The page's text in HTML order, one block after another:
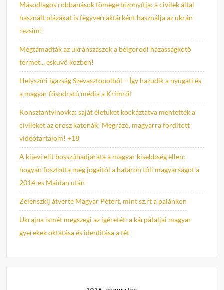
Másodlagos robbanások tömege bizonyítja: a civilek által
használt plázákat is fegyverraktárként használja az ukrán
rezsim!
Megtámadták az ukránszászok a belgorodi házasságkötő
termet... esküvő közben!
Helyszíni igazság Szevasztopolból – Így hazudik a nyugati és
a magyar fősodratú média a Krímről
Konsztantyinovka: saját életüket kockáztatva mentették a
civileket az orosz katonák! Megrázó, magyarra fordított
videótartalom! +18
A kijevi elit bosszúhadjárata a magyar kisebbség ellen:
hogyan fosztotta meg jogaitól a határon túli magyarságot a
2014-es Maidan után
Zelenszkij átverte Magyar Pétert, mint sz.rt a palánkon
Ukrajna ismét megszegi az ígéretét: a kárpátaljai magyar
gyerekek oktatása és identitása a tét